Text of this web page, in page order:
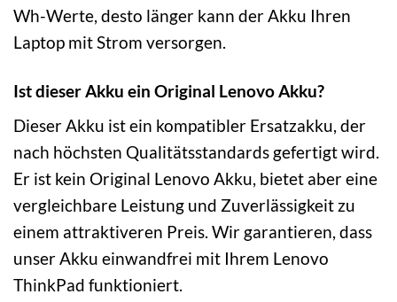
Wh-Werte, desto länger kann der Akku Ihren
Laptop mit Strom versorgen.
Ist dieser Akku ein Original Lenovo Akku?
Dieser Akku ist ein kompatibler Ersatzakku, der
nach höchsten Qualitätsstandards gefertigt wird.
Er ist kein Original Lenovo Akku, bietet aber eine
vergleichbare Leistung und Zuverlässigkeit zu
einem attraktiveren Preis. Wir garantieren, dass
unser Akku einwandfrei mit Ihrem Lenovo
ThinkPad funktioniert.